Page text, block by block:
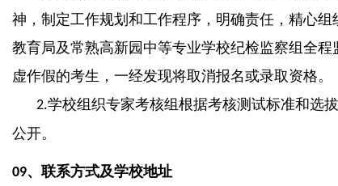
神，制定工作规划和工作程序，明确责任，精心
教育局及常熟高新园中等专业学校纪检监察组全
虚作假的考生，一经发现将取消报名或录取资格。
2.学校组织专家考核组根据考核测试标准和选
公开。
09、 联系方式及学校地址